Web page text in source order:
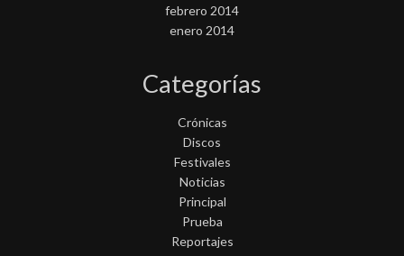
febrero 2014
enero 2014
Categorías
Crónicas
Discos
Festivales
Noticias
Principal
Prueba
Reportajes